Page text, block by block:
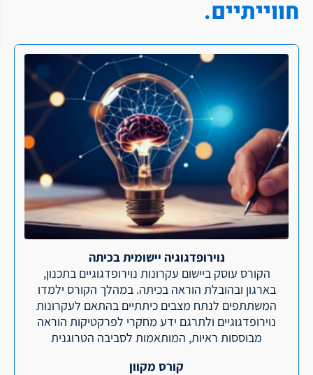
חווייתיים.
נוירופדגוגיה יישומית בכיתה
הקורס עוסק ביישום עקרונות נוירופדגוגיים בתכנון,
בארגון ובהובלת הוראה בכיתה. במהלך הקורס ילמדו
המשתתפים לנתח מצבים כיתתיים בהתאם לעקרונות
נוירופדגוגיים ולתרגם ידע מחקרי לפרקטיקות הוראה
מבוססות ראיות, המותאמות לסביבה הטרוגנית
קורס מקוון